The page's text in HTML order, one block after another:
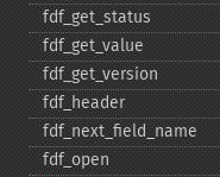
fdf_​get_​status
fdf_​get_​value
fdf_​get_​version
fdf_​header
fdf_​next_​field_​name
fdf_​open